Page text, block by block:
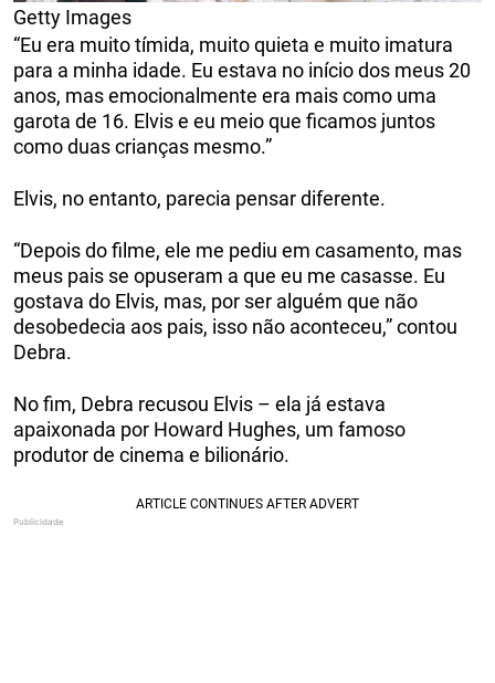
Getty Images
“Eu era muito tímida, muito quieta e muito imatura
para a minha idade. Eu estava no início dos meus 20
anos, mas emocionalmente era mais como uma
garota de 16. Elvis e eu meio que ficamos juntos
como duas crianças mesmo.”
Elvis, no entanto, parecia pensar diferente.
“Depois do filme, ele me pediu em casamento, mas
meus pais se opuseram a que eu me casasse. Eu
gostava do Elvis, mas, por ser alguém que não
desobedecia aos pais, isso não aconteceu,” contou
Debra.
No fim, Debra recusou Elvis – ela já estava
apaixonada por Howard Hughes, um famoso
produtor de cinema e bilionário.